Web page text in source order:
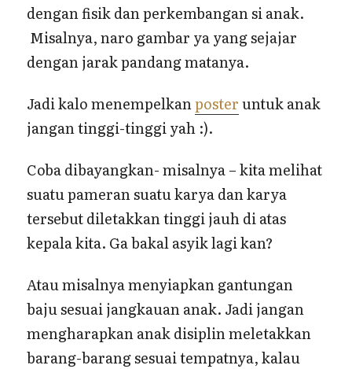
dengan fisik dan perkembangan si anak.
Misalnya, naro gambar ya yang sejajar
dengan jarak pandang matanya.
Jadi kalo menempelkanposteruntuk anak
jangan tinggi-tinggi yah :).
Coba dibayangkan- misalnya – kita melihat
suatu pameran suatu karya dan karya
tersebut diletakkan tinggi jauh di atas
kepala kita. Ga bakal asyik lagi kan?
Atau misalnya menyiapkan gantungan
baju sesuai jangkauan anak. Jadi jangan
mengharapkan anak disiplin meletakkan
barang-barang sesuai tempatnya, kalau